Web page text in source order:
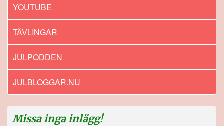
YOUTUBE
TÄVLINGAR
JULPODDEN
JULBLOGGAR.NU
Missa inga inlägg!